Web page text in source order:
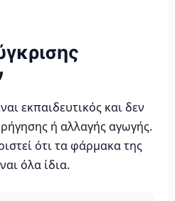
εκπαιδευτικός και δεν
ή αλλαγής αγωγής.
ότι τα φάρμακα της
όλα ίδια.